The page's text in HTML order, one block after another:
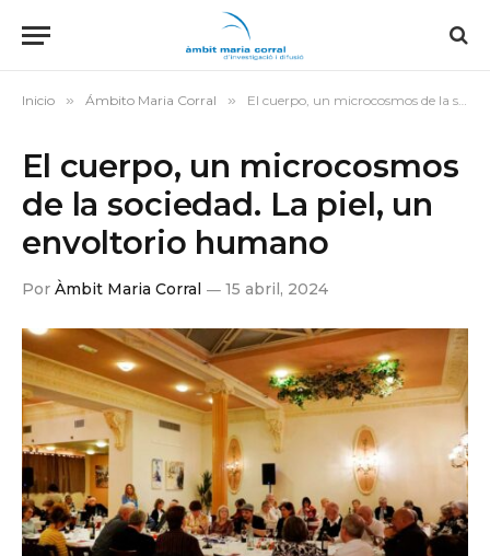
Inicio » Ámbito Maria Corral » El cuerpo, un microcosmos de la sociedad. La piel, un envoltorio humano
El cuerpo, un microcosmos
de la sociedad. La piel, un
envoltorio humano
Por Àmbit Maria Corral 15 abril, 2024